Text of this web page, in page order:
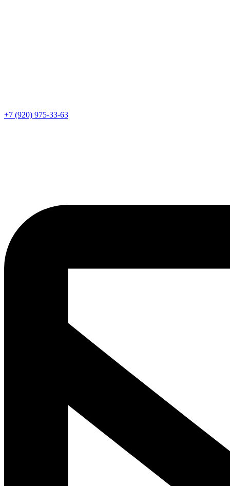
+7 (920) 975-33-63